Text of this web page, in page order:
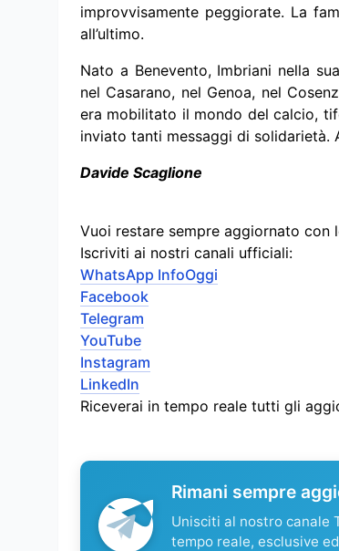
improvvisamente peggiorate. La
all’ultimo.
Nato a Benevento, Imbriani nella
nel Casarano, nel Genoa, nel
era mobilitato il mondo del calcio,
inviato tanti messaggi di solidarietà.
Davide Scaglione
Vuoi restare sempre aggiornato con
Iscriviti ai nostri canali ufficiali:
WhatsApp InfoOggi
Facebook
Telegram
YouTube
Instagram
LinkedIn
Riceverai in tempo reale tutti gli
Rimani sempre
Unisciti al nostro canale
tempo reale, esclusive